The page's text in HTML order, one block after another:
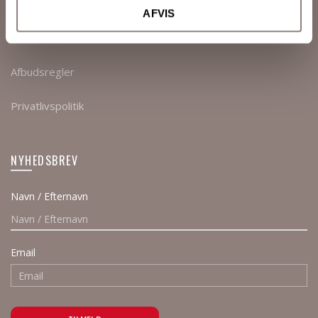
AFVIS
Afbudsregler
Privatlivspolitik
NYHEDSBREV
Navn / Efternavn
Email